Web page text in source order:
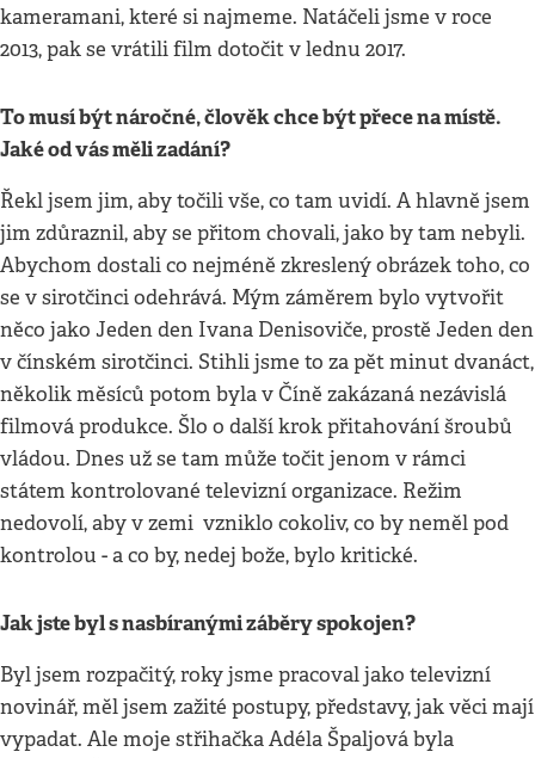
kameramani, které si najmeme. Natáčeli jsme v roce
2013, pak se vrátili film dotočit v lednu 2017.
To musí být náročné, člověk chce být přece na místě.
Jaké od vás měli zadání?
Řekl jsem jim, aby točili vše, co tam uvidí. A hlavně jsem
jim zdůraznil, aby se přitom chovali, jako by tam nebyli.
Abychom dostali co nejméně zkreslený obrázek toho, co
se v sirotčinci odehrává. Mým záměrem bylo vytvořit
něco jako Jeden den Ivana Denisoviče, prostě Jeden den
v čínském sirotčinci. Stihli jsme to za pět minut dvanáct,
několik měsíců potom byla v Číně zakázaná nezávislá
filmová produkce. Šlo o další krok přitahování šroubů
vládou. Dnes už se tam může točit jenom v rámci
státem kontrolované televizní organizace. Režim
nedovolí, aby v zemi vzniklo cokoliv, co by neměl pod
kontrolou - a co by, nedej bože, bylo kritické.
Jak jste byl s nasbíranými záběry spokojen?
Byl jsem rozpačitý, roky jsme pracoval jako televizní
novinář, měl jsem zažité postupy, představy, jak věci mají
vypadat. Ale moje střihačka Adéla Špaljová byla